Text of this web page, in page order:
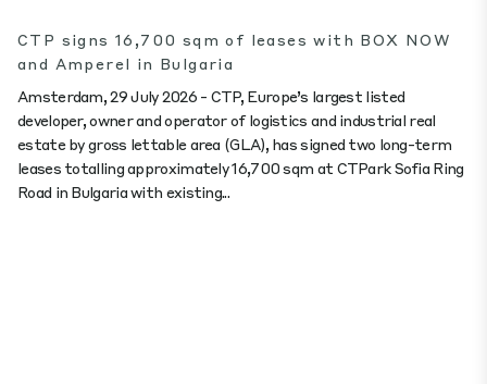
CTP signs 16,700 sqm of leases with BOX NOW
and Amperel in Bulgaria
Amsterdam, 29 July 2026 - CTP, Europe’s largest listed
developer, owner and operator of logistics and industrial real
estate by gross lettable area (GLA), has signed two long-term
leases totalling approximately 16,700 sqm at CTPark Sofia Ring
Road in Bulgaria with existing...